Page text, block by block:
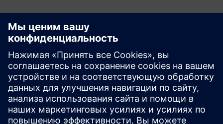
Эта информация носит маркетинговый характер и не
является предложением по смыслу Гражданского
кодекса. Мы оставляем за собой право предоставлять
предложения в рамках данной акции только
избранным компаниям.
Акция не направлена на потребителей.
ООО «Сименс», ул. Жупнича 11, 03-821 Варшава | Тел.
+48 22 870 9000 | Окружной суд столицы Варшавы, 14-
й коммерческий отдел Национального судебного